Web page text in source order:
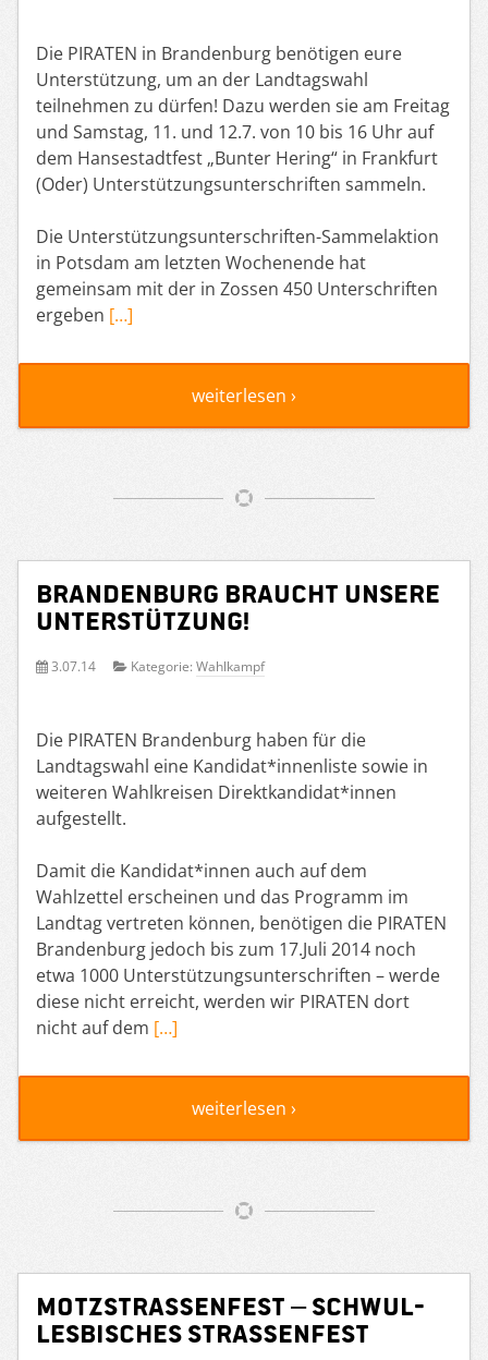
Die PIRATEN in Brandenburg benötigen eure
Unterstützung, um an der Landtagswahl
teilnehmen zu dürfen! Dazu werden sie am Freitag
und Samstag, 11. und 12.7. von 10 bis 16 Uhr auf
dem Hansestadtfest „Bunter Hering“ in Frankfurt
(Oder) Unterstützungsunterschriften sammeln.
Die Unterstützungsunterschriften-Sammelaktion
in Potsdam am letzten Wochenende hat
gemeinsam mit der in Zossen 450 Unterschriften
ergeben […]
weiterlesen ›
Brandenburg braucht unsere
Unterstützung!
3.07.14 Kategorie: Wahlkampf
Die PIRATEN Brandenburg haben für die
Landtagswahl eine Kandidat*innenliste sowie in
weiteren Wahlkreisen Direktkandidat*innen
aufgestellt.
Damit die Kandidat*innen auch auf dem
Wahlzettel erscheinen und das Programm im
Landtag vertreten können, benötigen die PIRATEN
Brandenburg jedoch bis zum 17.Juli 2014 noch
etwa 1000 Unterstützungsunterschriften – werde
diese nicht erreicht, werden wir PIRATEN dort
nicht auf dem […]
weiterlesen ›
Motzstraßenfest – Schwul-
lesbisches Straßenfest